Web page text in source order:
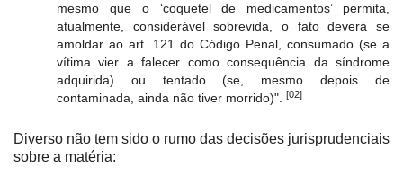
mesmo que o ‘coquetel de medicamentos’ permita,
atualmente, considerável sobrevida, o fato deverá se
amoldar ao art. 121 do Código Penal, consumado (se a
vítima vier a falecer como consequência da síndrome
adquirida) ou tentado (se, mesmo depois de
contaminada, ainda não tiver morrido)". [02]
Diverso não tem sido o rumo das decisões jurisprudenciais
sobre a matéria: